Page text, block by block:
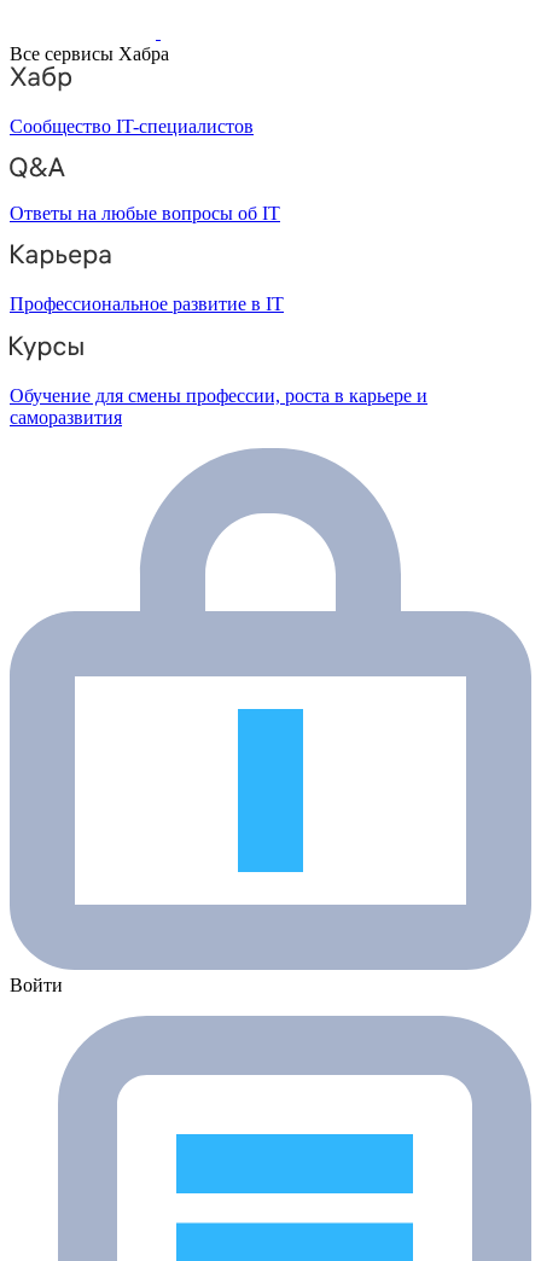
Все сервисы Хабра
Сообщество IT-специалистов
Ответы на любые вопросы об IT
Профессиональное развитие в IT
Обучение для смены профессии, роста в карьере и
саморазвития
Войти